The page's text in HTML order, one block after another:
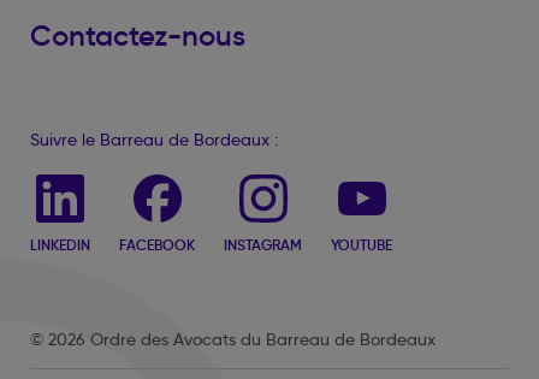
Contactez-nous
Suivre le Barreau de Bordeaux :
LINKEDIN FACEBOOK INSTAGRAM YOUTUBE
© 2026 Ordre des Avocats du Barreau de Bordeaux